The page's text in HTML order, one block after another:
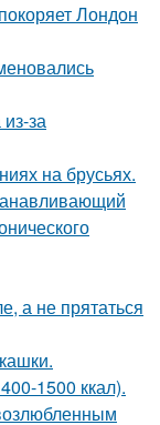
Лондон
за
на брусьях.
а не прятаться
1500 ккал).